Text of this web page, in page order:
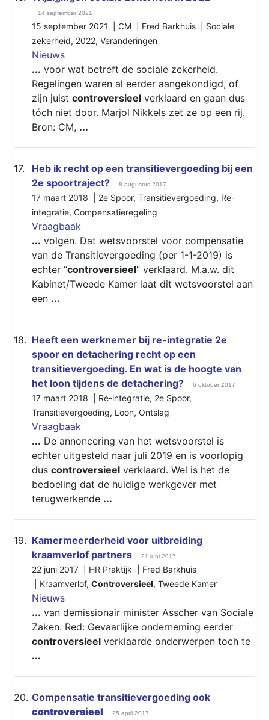
14 september 2021
15 september 2021 | CM | Fred Barkhuis | Sociale
zekerheid, 2022, Veranderingen
Nieuws
... voor wat betreft de sociale zekerheid.
Regelingen waren al eerder aangekondigd, of
zijn juist controversieel verklaard en gaan dus
tóch niet door. Marjol Nikkels zet ze op een rij.
Bron: CM, ...
17.
Heb ik recht op een transitievergoeding bij een
2e spoortraject?
8 augustus 2017
17 maart 2018 | 2e Spoor, Transitievergoeding, Re-
integratie, Compensatieregeling
Vraagbaak
... volgen. Dat wetsvoorstel voor compensatie
van de Transitievergoeding (per 1-1-2019) is
echter “controversieel” verklaard. M.a.w. dit
Kabinet/Tweede Kamer laat dit wetsvoorstel aan
een ...
18. Heeft een werknemer bij re-integratie 2e
spoor en detachering recht op een
transitievergoeding. En wat is de hoogte van
het loon tijdens de detachering?
6 oktober 2017
17 maart 2018 | Re-integratie, 2e Spoor,
Transitievergoeding, Loon, Ontslag
Vraagbaak
... De annoncering van het wetsvoorstel is
echter uitgesteld naar juli 2019 en is voorlopig
dus controversieel verklaard. Wel is het de
bedoeling dat de huidige werkgever met
terugwerkende ...
19. Kamermeerderheid voor uitbreiding
kraamverlof partners
21 juni 2017
22 juni 2017 | HR Praktijk | Fred Barkhuis
Kraamverlof, Controversieel, Tweede Kamer
Nieuws
... van demissionair minister Asscher van Sociale
Zaken. Red: Gevaarlijke onderneming eerder
controversieel verklaarde onderwerpen toch te
...
20. Compensatie transitievergoeding ook
controversieel
25 april 2017